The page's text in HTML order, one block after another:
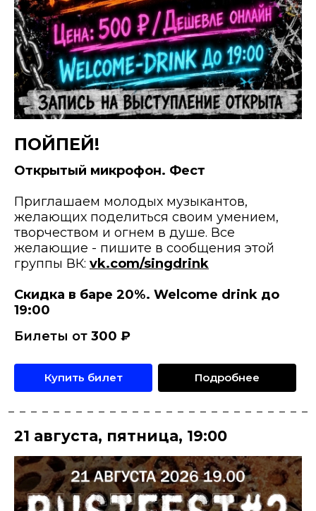
ПОЙПЕЙ!
Открытый микрофон. Фест
Приглашаем молодых музыкантов,
желающих поделиться своим умением,
творчеством и огнем в душе. Все
желающие - пишите в сообщения этой
группы ВК: vk.com/singdrink
Скидка в баре 20%. Welcome drink до
19:00
Билеты от 300 ₽
Купить билет Подробнее
21 августа, пятница, 19:00